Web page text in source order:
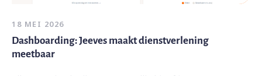
18 MEI 2026
Dashboarding: Jeeves maakt dienstverlening
meetbaar